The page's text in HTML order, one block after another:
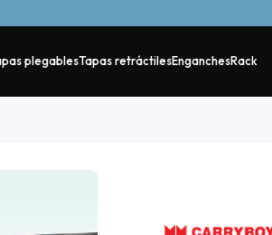
plegablesTapas retráctilesEnganchesRack